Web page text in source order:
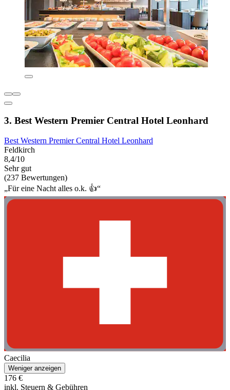
3. Best Western Premier Central Hotel Leonhard
Best Western Premier Central Hotel Leonhard
Feldkirch
8,4/10
Sehr gut
(237 Bewertungen)
„Für eine Nacht alles o.k. 👍“
Caecilia
Weniger anzeigen
176 €
inkl. Steuern & Gebühren